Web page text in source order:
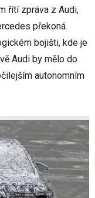
řítí zpráva z Audi,
překoná.
bojišti, kde je
Audi by mělo do
autonomním